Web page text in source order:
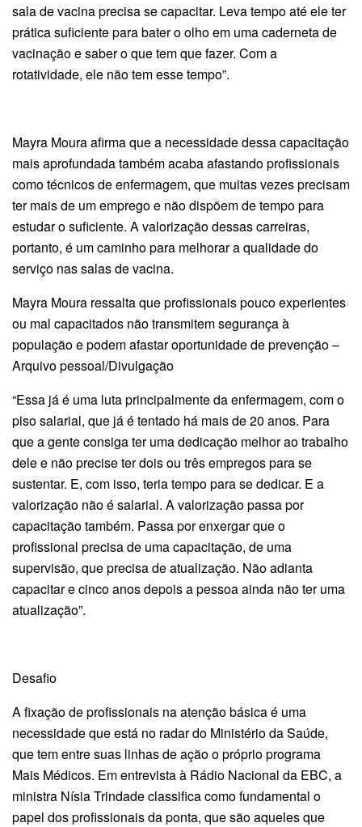
sala de vacina precisa se capacitar. Leva tempo até ele ter
prática suficiente para bater o olho em uma caderneta de
vacinação e saber o que tem que fazer. Com a
rotatividade, ele não tem esse tempo”.
Mayra Moura afirma que a necessidade dessa capacitação
mais aprofundada também acaba afastando profissionais
como técnicos de enfermagem, que muitas vezes precisam
ter mais de um emprego e não dispõem de tempo para
estudar o suficiente. A valorização dessas carreiras,
portanto, é um caminho para melhorar a qualidade do
serviço nas salas de vacina.
Mayra Moura ressalta que profissionais pouco experientes
ou mal capacitados não transmitem segurança à
população e podem afastar oportunidade de prevenção –
Arquivo pessoal/Divulgação
“Essa já é uma luta principalmente da enfermagem, com o
piso salarial, que já é tentado há mais de 20 anos. Para
que a gente consiga ter uma dedicação melhor ao trabalho
dele e não precise ter dois ou três empregos para se
sustentar. E, com isso, teria tempo para se dedicar. E a
valorização não é salarial. A valorização passa por
capacitação também. Passa por enxergar que o
profissional precisa de uma capacitação, de uma
supervisão, que precisa de atualização. Não adianta
capacitar e cinco anos depois a pessoa ainda não ter uma
atualização”.
Desafio
A fixação de profissionais na atenção básica é uma
necessidade que está no radar do Ministério da Saúde,
que tem entre suas linhas de ação o próprio programa
Mais Médicos. Em entrevista à Rádio Nacional da EBC, a
ministra Nísia Trindade classifica como fundamental o
papel dos profissionais da ponta, que são aqueles que